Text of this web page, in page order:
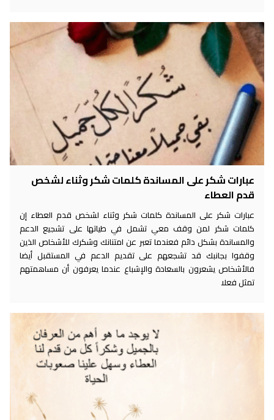
عبارات شكر على المساندة كلمات شكر وثناء لشخص
قدم العطاء
عبارات شكر على المساندة كلمات شكر وثناء لشخص قدم العطاء إن
كلمات شكر لمن وقف معي تشمل في طياتها على تشجيع الدعم
والمساندة بشكل دائم فعندما تعبر عن امتنانك وشكرك للأشخاص الذين
وقفوا بجانبك قد تشجعهم على تقديم الدعم في المستقبل أيضا
فالأشخاص يشعرون بالسعادة والإشباع عندما يعرفون أن مساهمتهم
تمثل فعلا